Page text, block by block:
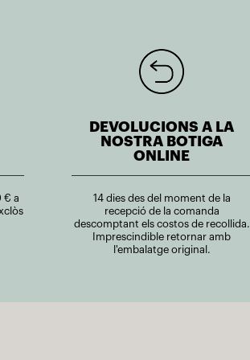
€ a
DEVOLUCIONS A LA
NOSTRA BOTIGA
ONLINE
14 dies des del moment de la
recepció de la comanda
descomptant els costos de recollida.
Imprescindible retornar amb
l'embalatge original.